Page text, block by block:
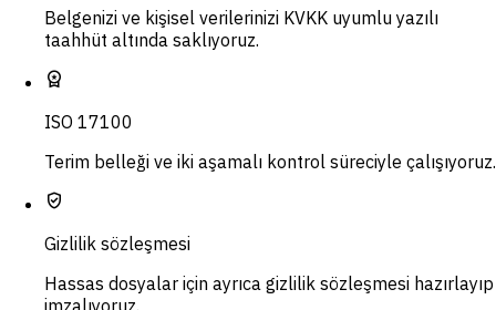
Belgenizi ve kişisel verilerinizi KVKK uyumlu yazılı
taahhüt altında saklıyoruz.
workspace_premium
ISO 17100
Terim belleği ve iki aşamalı kontrol süreciyle çalışıyoruz.
verified_user
Gizlilik sözleşmesi
Hassas dosyalar için ayrıca gizlilik sözleşmesi hazırlayıp
imzalıyoruz.